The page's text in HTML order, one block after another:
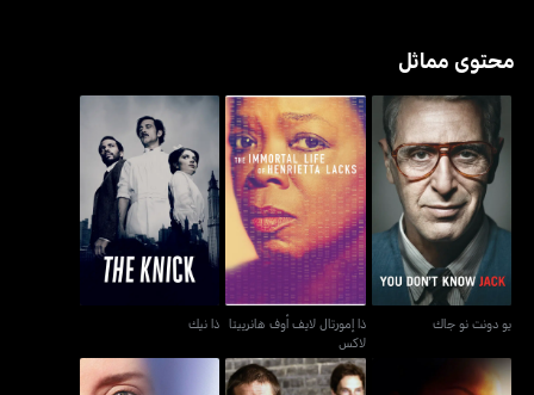
محتوى مماثل
يو دونت نو جاك
يو دونت نو جاك
ذا إمورتال لايف أوف هانرييتا
لاكس
ذا إمورتال لايف أوف هانرييتا
لاكس
ذا نيك
ذا نيك